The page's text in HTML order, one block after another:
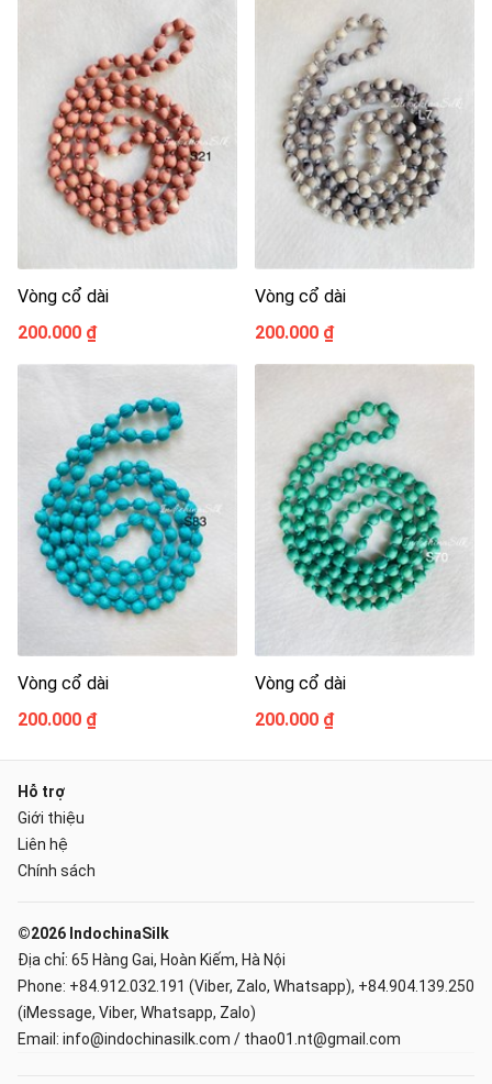
Vòng cổ dài
200.000 ₫
Vòng cổ dài
200.000 ₫
Vòng cổ dài
200.000 ₫
Vòng cổ dài
200.000 ₫
Hỗ trợ
Giới thiệu
Liên hệ
Chính sách
©2026 IndochinaSilk
Địa chỉ: 65 Hàng Gai, Hoàn Kiếm, Hà Nội
Phone: +84.912.032.191 (Viber, Zalo, Whatsapp), +84.904.139.250
(iMessage, Viber, Whatsapp, Zalo)
Email: info@indochinasilk.com / thao01.nt@gmail.com